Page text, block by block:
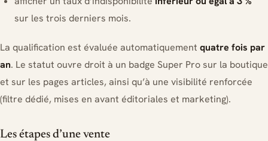
sur les trois derniers mois.
La qualification est évaluée automatiquement quatre fois par
an. Le statut ouvre droit à un badge Super Pro sur la boutique
et sur les pages articles, ainsi qu’à une visibilité renforcée
(filtre dédié, mises en avant éditoriales et marketing).
Les étapes d’une vente